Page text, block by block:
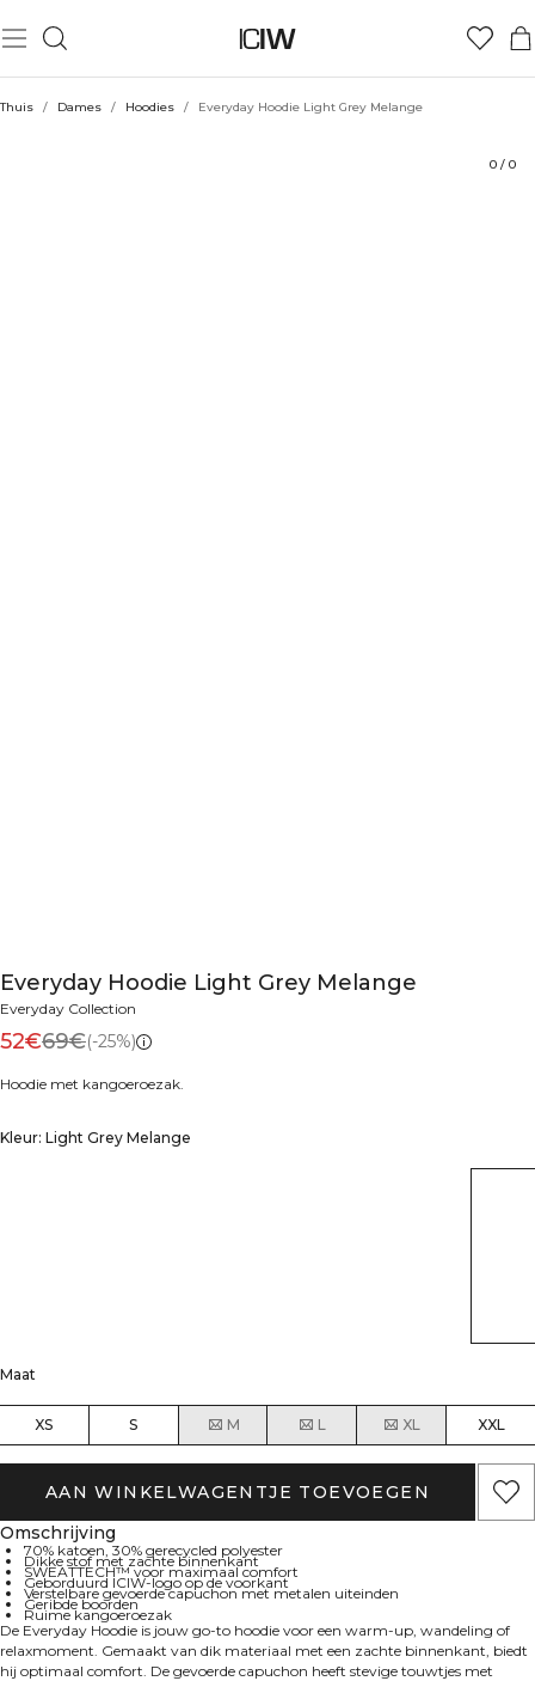
Thuis / Dames / Hoodies / Everyday Hoodie Light Grey Melange
0 / 0
Everyday Hoodie Light Grey Melange
Everyday Collection
52€69€(-25%)
Hoodie met kangoeroezak.
Kleur: Light Grey Melange
Maat
XS S M L XL XXL
AAN WINKELWAGENTJE TOEVOEGEN
Omschrijving
70% katoen, 30% gerecycled polyester
Dikke stof met zachte binnenkant
SWEATTECH™ voor maximaal comfort
Geborduurd ICIW-logo op de voorkant
Verstelbare gevoerde capuchon met metalen uiteinden
Geribde boorden
Ruime kangoeroezak
De Everyday Hoodie is jouw go-to hoodie voor een warm-up, wandeling of
relaxmoment. Gemaakt van dik materiaal met een zachte binnenkant, biedt
hij optimaal comfort. De gevoerde capuchon heeft stevige touwtjes met